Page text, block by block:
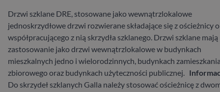
Drzwi szklane DRE, stosowane jako wewnątrzlokalowe
jednoskrzydłowe drzwi rozwierane składające się z ościeżnicy
współpracującego z nią skrzydła szklanego. Drzwi szklane mają
zastosowanie jako drzwi wewnątrzlokalowe w budynkach
mieszkalnych jedno i wielorodzinnych, budynkach
zbiorowego oraz budynkach użyteczności publicznej.
Do skrzydeł szklanych Galla należy stosować ościeżnicę z